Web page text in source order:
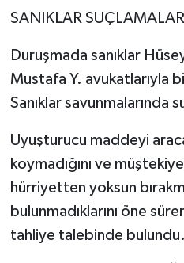
SANIKLAR
Duruşmada sanıklar
Mustafa Y. avukatlarıyla
Sanıklar savunmalarında
Uyuşturucu maddeyi
koymadığını ve
hürriyetten yoksun
bulunmadıklarını öne
tahliye talebinde bulundu.